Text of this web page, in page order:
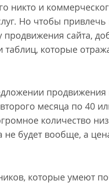
никто и
Но чтобы привлечь
продвижения сайта,
таблиц, которые
продвижения
месяца по 40
количество
будет вообще, а
которые умеют